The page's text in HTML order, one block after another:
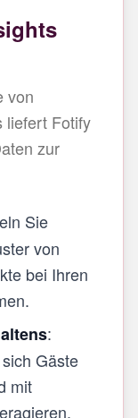
von
liefert Fotify
zur
Sie
von
bei Ihren
:
Gäste
mit